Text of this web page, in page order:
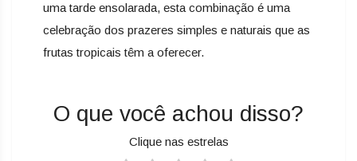
uma tarde ensolarada, esta combinação é uma
celebração dos prazeres simples e naturais que as
frutas tropicais têm a oferecer.
O que você achou disso?
Clique nas estrelas